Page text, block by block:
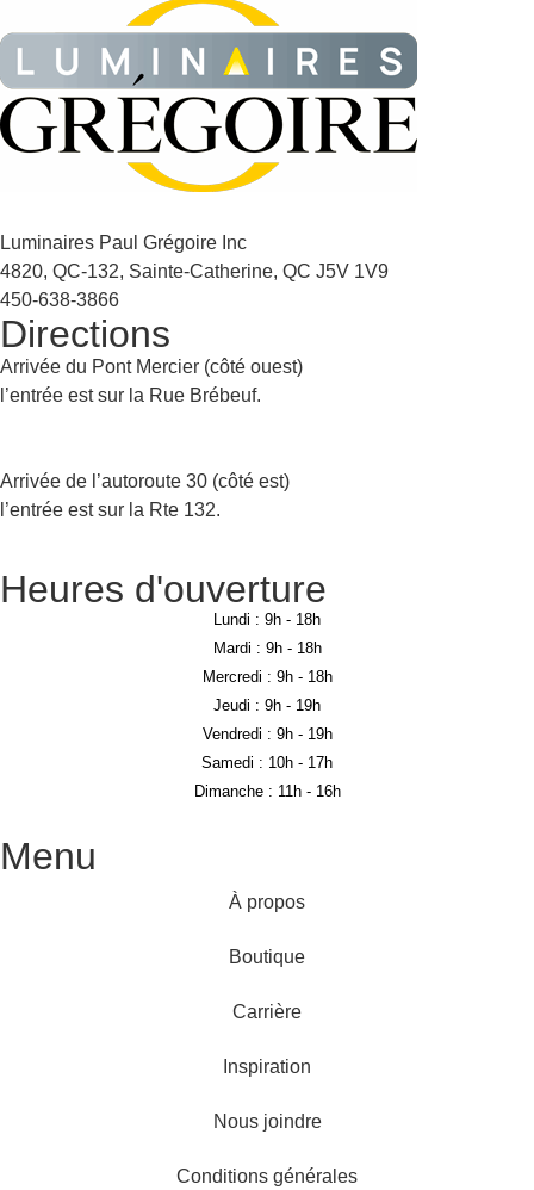
Luminaires Paul Grégoire Inc
4820, QC-132, Sainte-Catherine, QC J5V 1V9
450-638-3866
Directions
Arrivée du Pont Mercier (côté ouest)
l’entrée est sur la Rue Brébeuf.
Arrivée de l’autoroute 30 (côté est)
l’entrée est sur la Rte 132.
Heures d'ouverture
Lundi : 9h - 18h
Mardi : 9h - 18h
Mercredi : 9h - 18h
Jeudi : 9h - 19h
Vendredi : 9h - 19h
Samedi : 10h - 17h
Dimanche : 11h - 16h
Menu
À propos
Boutique
Carrière
Inspiration
Nous joindre
Conditions générales